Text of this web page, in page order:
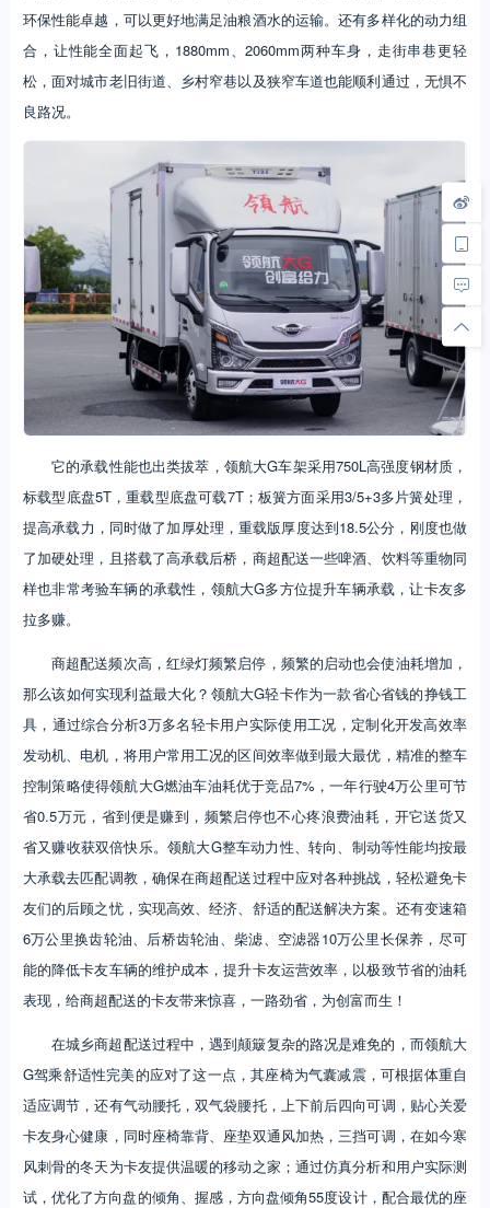
环保性能卓越，可以更好地满足油粮酒水的运输。还有多样化的动力组
合，让性能全面起飞，1880mm、2060mm两种车身，走街串巷更轻
松，面对城市老旧街道、乡村窄巷以及狭窄车道也能顺利通过，无惧不
良路况。
它的承载性能也出类拔萃，领航大G车架采用750L高强度钢材质，
标载型底盘5T，重载型底盘可载7T；板簧方面采用3/5+3多片簧处理，
提高承载力，同时做了加厚处理，重载版厚度达到18.5公分，刚度也做
了加硬处理，且搭载了高承载后桥，商超配送一些啤酒、饮料等重物同
样也非常考验车辆的承载性，领航大G多方位提升车辆承载，让卡友多
拉多赚。
商超配送频次高，红绿灯频繁启停，频繁的启动也会使油耗增加，
那么该如何实现利益最大化？领航大G轻卡作为一款省心省钱的挣钱工
具，通过综合分析3万多名轻卡用户实际使用工况，定制化开发高效率
发动机、电机，将用户常用工况的区间效率做到最大最优，精准的整车
控制策略使得领航大G燃油车油耗优于竞品7%，一年行驶4万公里可节
省0.5万元，省到便是赚到，频繁启停也不心疼浪费油耗，开它送货又
省又赚收获双倍快乐。领航大G整车动力性、转向、制动等性能均按最
大承载去匹配调教，确保在商超配送过程中应对各种挑战，轻松避免卡
友们的后顾之忧，实现高效、经济、舒适的配送解决方案。还有变速箱
6万公里换齿轮油、后桥齿轮油、柴滤、空滤器10万公里长保养，尽可
能的降低卡友车辆的维护成本，提升卡友运营效率，以极致节省的油耗
表现，给商超配送的卡友带来惊喜，一路劲省，为创富而生！
在城乡商超配送过程中，遇到颠簸复杂的路况是难免的，而领航大
G驾乘舒适性完美的应对了这一点，其座椅为气囊减震，可根据体重自
适应调节，还有气动腰托，双气袋腰托，上下前后四向可调，贴心关爱
卡友身心健康，同时座椅靠背、座垫双通风加热，三挡可调，在如今寒
风刺骨的冬天为卡友提供温暖的移动之家；通过仿真分析和用户实际测
试，优化了方向盘的倾角、握感，方向盘倾角55度设计，配合最优的座